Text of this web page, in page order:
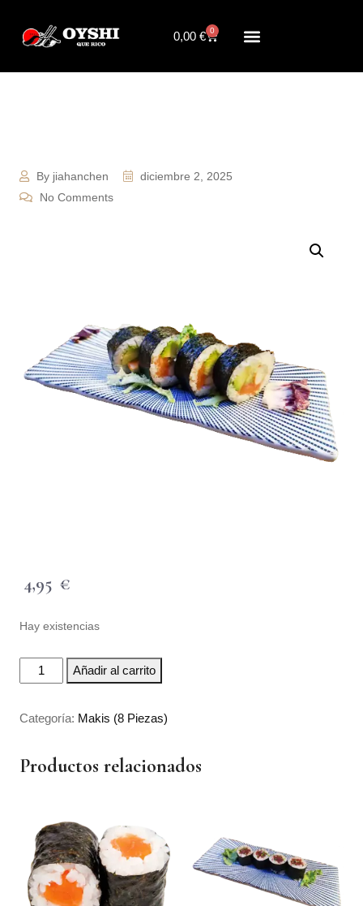
0,00€ 0
By jiahanchen
diciembre 2, 2025
No Comments
4,95 €
Hay existencias
Añadir al carrito
Categoría: Makis (8 Piezas)
Productos relacionados